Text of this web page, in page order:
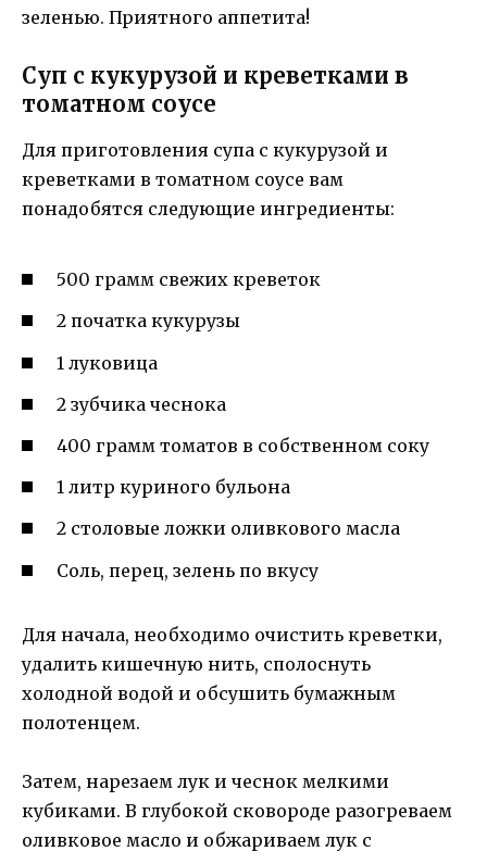
зеленью. Приятного аппетита!
Суп с кукурузой и креветками в
томатном соусе
Для приготовления супа с кукурузой и
креветками в томатном соусе вам
понадобятся следующие ингредиенты:
500 грамм свежих креветок
2 початка кукурузы
1 луковица
2 зубчика чеснока
400 грамм томатов в собственном соку
1 литр куриного бульона
2 столовые ложки оливкового масла
Соль, перец, зелень по вкусу
Для начала, необходимо очистить креветки,
удалить кишечную нить, сполоснуть
холодной водой и обсушить бумажным
полотенцем.
Затем, нарезаем лук и чеснок мелкими
кубиками. В глубокой сковороде разогреваем
оливковое масло и обжариваем лук с